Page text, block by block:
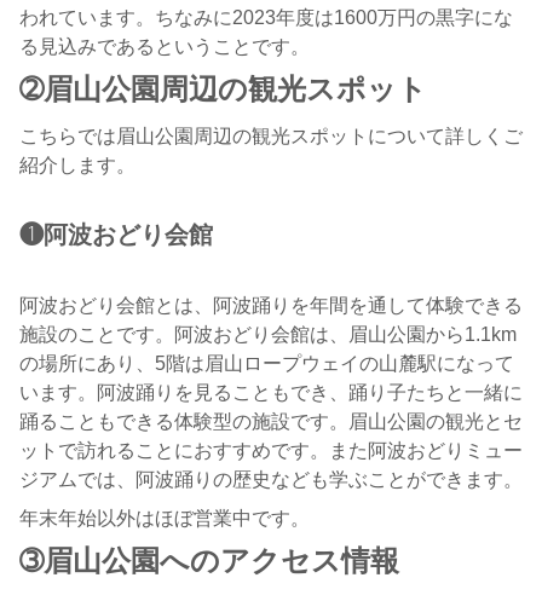
われています。ちなみに2023年度は1600万円の黒字にな
る見込みであるということです。
➁眉山公園周辺の観光スポット
こちらでは眉山公園周辺の観光スポットについて詳しくご
紹介します。
❶阿波おどり会館
阿波おどり会館とは、阿波踊りを年間を通して体験できる
施設のことです。阿波おどり会館は、眉山公園から1.1km
の場所にあり、5階は眉山ロープウェイの山麓駅になって
います。阿波踊りを見ることもでき、踊り子たちと一緒に
踊ることもできる体験型の施設です。眉山公園の観光とセ
ットで訪れることにおすすめです。また阿波おどりミュー
ジアムでは、阿波踊りの歴史なども学ぶことができます。
年末年始以外はほぼ営業中です。
➂眉山公園へのアクセス情報